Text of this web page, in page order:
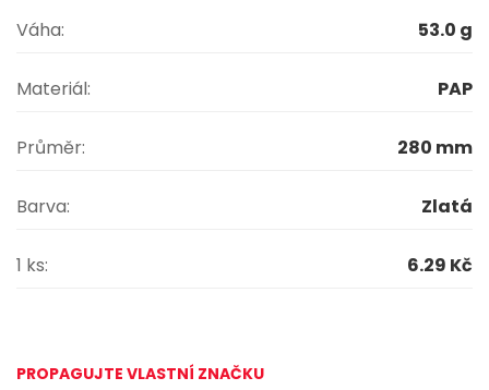
Váha: 53.0 g
Materiál: PAP
Průměr: 280 mm
Barva: Zlatá
1 ks: 6.29 Kč
PROPAGUJTE VLASTNÍ ZNAČKU